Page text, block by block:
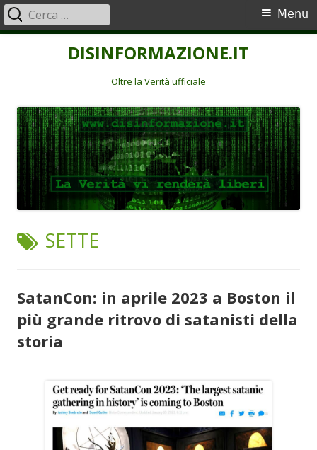
DISINFORMAZIONE.IT
Oltre la Verità ufficiale
Menu
principale
Menu
Ricerca
per:
TAG:
SETTE
SatanCon: in aprile 2023 a Boston il
più grande ritrovo di satanisti della
storia